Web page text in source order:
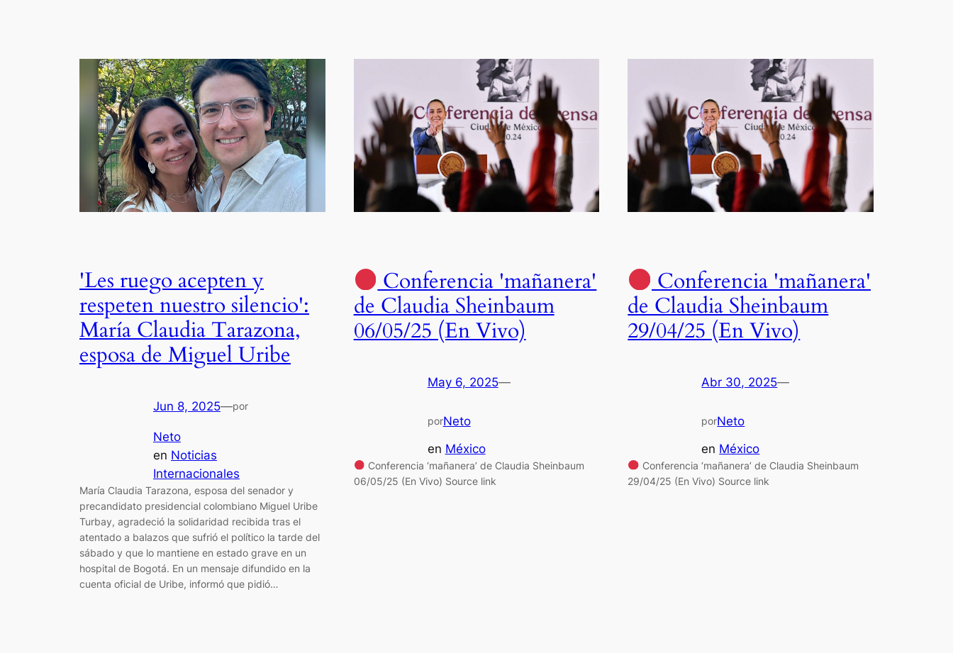
'Les ruego acepten y
respeten nuestro silencio':
María Claudia Tarazona,
esposa de Miguel Uribe
Jun 8, 2025—por
Neto
en Noticias
Internacionales
María Claudia Tarazona, esposa del senador y
precandidato presidencial colombiano Miguel Uribe
Turbay, agradeció la solidaridad recibida tras el
atentado a balazos que sufrió el político la tarde del
sábado y que lo mantiene en estado grave en un
hospital de Bogotá. En un mensaje difundido en la
cuenta oficial de Uribe, informó que pidió…
Conferencia 'mañanera'
de Claudia Sheinbaum
06/05/25 (En Vivo)
May 6, 2025—
porNeto
en México
Conferencia ‘mañanera’ de Claudia Sheinbaum
06/05/25 (En Vivo) Source link
Conferencia 'mañanera'
de Claudia Sheinbaum
29/04/25 (En Vivo)
Abr 30, 2025—
porNeto
en México
Conferencia ‘mañanera’ de Claudia Sheinbaum
29/04/25 (En Vivo) Source link